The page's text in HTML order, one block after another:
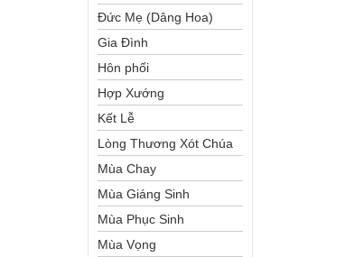
Đức Mẹ (Dâng Hoa)
Gia Đình
Hôn phối
Hợp Xướng
Kết Lễ
Lòng Thương Xót Chúa
Mùa Chay
Mùa Giáng Sinh
Mùa Phục Sinh
Mùa Vọng